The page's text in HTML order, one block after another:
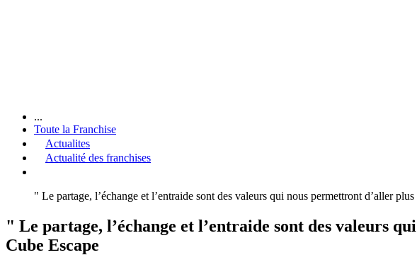
...
Toute la Franchise
Actualites
Actualité des franchises
" Le partage, l’échange et l’entraide sont des valeurs qui nous permettront d’aller
" Le partage, l’échange et l’entraide sont des valeurs
Cube Escape